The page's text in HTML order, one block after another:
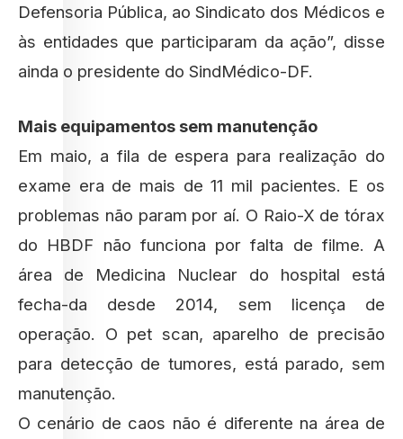
Defensoria Pública, ao Sindicato dos Médicos e
às entidades que participaram da ação”, disse
ainda o presidente do SindMédico-DF.
Mais equipamentos sem manutenção
Em maio, a fila de espera para realização do
exame era de mais de 11 mil pacientes. E os
problemas não param por aí. O Raio-X de tórax
do HBDF não funciona por falta de filme. A
área de Medicina Nuclear do hospital está
fecha-da desde 2014, sem licença de
operação. O pet scan, aparelho de precisão
para detecção de tumores, está parado, sem
manutenção.
O cenário de caos não é diferente na área de